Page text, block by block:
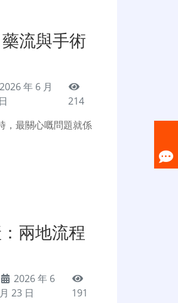
流與手術
2026 年 6 月
214
，最關心嘅問題就係
兩地流程
2026 年 6
月 23 日
191